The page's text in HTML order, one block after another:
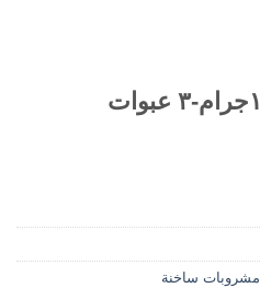
مشروبات ساخنة